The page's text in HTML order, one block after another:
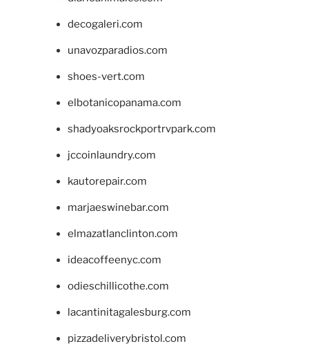
decogaleri.com
unavozparadios.com
shoes-vert.com
elbotanicopanama.com
shadyoaksrockportrvpark.com
jccoinlaundry.com
kautorepair.com
marjaeswinebar.com
elmazatlanclinton.com
ideacoffeenyc.com
odieschillicothe.com
lacantinitagalesburg.com
pizzadeliverybristol.com